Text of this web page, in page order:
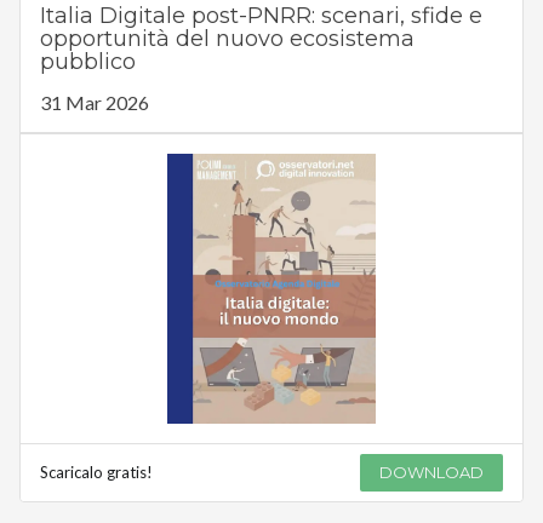
Italia Digitale post-PNRR: scenari, sfide e
opportunità del nuovo ecosistema
pubblico
31 Mar 2026
Scaricalo gratis! DOWNLOAD